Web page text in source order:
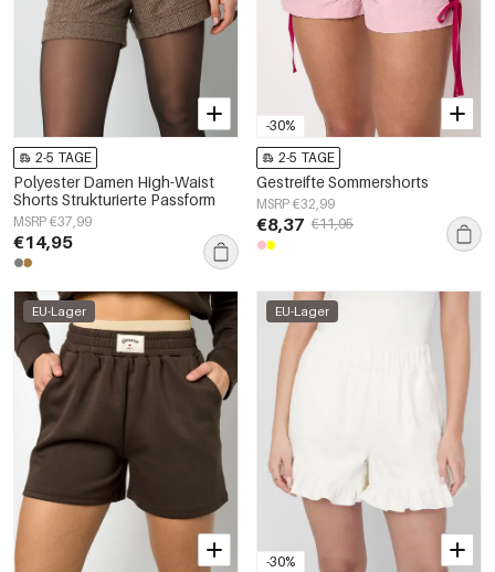
2-5 TAGE
Polyester Damen High-Waist
Shorts Strukturierte Passform
MSRP €37,99
€14,95
-30%
2-5 TAGE
Gestreifte Sommershorts
MSRP €32,99
€8,37 €11,95
EU-Lager
-30%
EU-Lager